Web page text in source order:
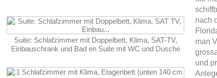
Suite: Schlafzimmer mit Doppelbett, Klima, SAT-TV,
Einbauschrank und Bad en Suite mit WC und Dusche
nach
man
und